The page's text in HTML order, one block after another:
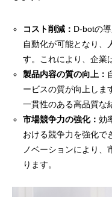
コスト削減： D-botの
自動化が可能となり、
す。これにより、企業
製品内容の質の向上：
ービスの質が向上しま
一貫性のある高品質な
市場競争力の強化：効
おける競争力を強化で
ノベーションにより、
ります。